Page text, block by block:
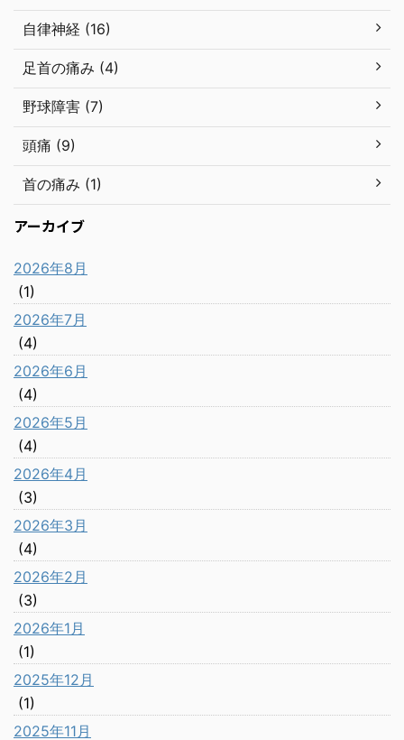
自律神経 (16)
足首の痛み (4)
野球障害 (7)
頭痛 (9)
首の痛み (1)
アーカイブ
2026年8月
(1)
2026年7月
(4)
2026年6月
(4)
2026年5月
(4)
2026年4月
(3)
2026年3月
(4)
2026年2月
(3)
2026年1月
(1)
2025年12月
(1)
2025年11月